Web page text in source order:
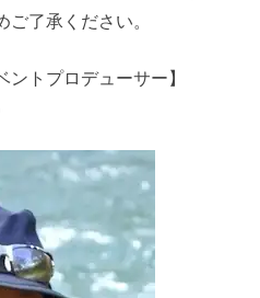
了承ください。
ベントプロデューサー】